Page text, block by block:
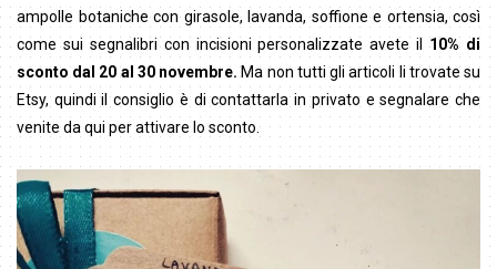
ampolle botaniche con girasole, lavanda, soffione e ortensia, così
come sui segnalibri con incisioni personalizzate avete il10% di
sconto dal 20 al 30 novembre.Ma non tutti gli articoli li trovate su
Etsy, quindi il consiglio è di contattarla in privato e segnalare che
venite da qui per attivare lo sconto.